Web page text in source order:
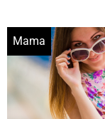
Mama